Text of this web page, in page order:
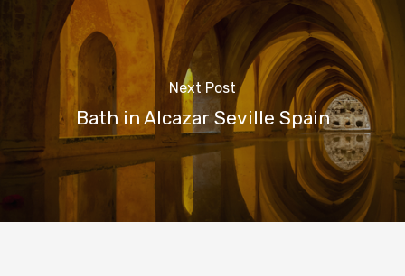
Next Post
Bath in Alcazar Seville Spain